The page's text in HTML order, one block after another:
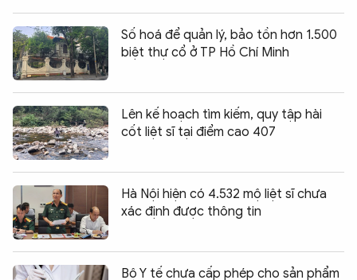
Số hoá để quản lý, bảo tồn hơn 1.500
biệt thự cổ ở TP Hồ Chí Minh
Lên kế hoạch tìm kiếm, quy tập hài
cốt liệt sĩ tại điểm cao 407
Hà Nội hiện có 4.532 mộ liệt sĩ chưa
xác định được thông tin
Bộ Y tế chưa cấp phép cho sản phẩm